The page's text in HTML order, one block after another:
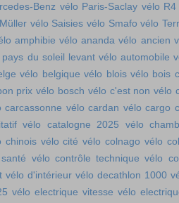
Benz vélo Paris-Saclay vélo R4
vélo Saisies vélo Smafo vélo
amphibie vélo ananda vélo ancien
du soleil levant vélo automobile
vélo belgique vélo blois vélo bois
prix vélo bosch vélo c'est non vélo
carcassonne vélo cardan vélo cargo
vélo catalogne 2025
vélo
chinois vélo cité vélo colnago vélo
vélo contrôle technique vélo
vélo d'intérieur vélo decathlon 1000
vélo electrique vitesse vélo